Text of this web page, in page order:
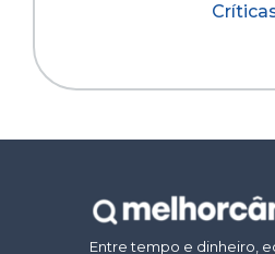
Entre tempo e dinheiro,